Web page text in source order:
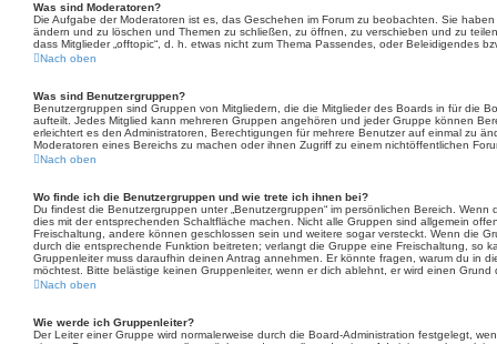
Was sind Moderatoren?
Die Aufgabe der Moderatoren ist es, das Geschehen im Forum zu beobachten. Sie
ändern und zu löschen und Themen zu schließen, zu öffnen, zu verschieben und zu
dass Mitglieder „offtopic“, d. h. etwas nicht zum Thema Passendes, oder Beleidigendes
Nach oben
Was sind Benutzergruppen?
Benutzergruppen sind Gruppen von Mitgliedern, die die Mitglieder des Boards in für die
aufteilt. Jedes Mitglied kann mehreren Gruppen angehören und jeder Gruppe können
erleichtert es den Administratoren, Berechtigungen für mehrere Benutzer auf einmal zu
Moderatoren eines Bereichs zu machen oder ihnen Zugriff zu einem nichtöffentlichen
Nach oben
Wo finde ich die Benutzergruppen und wie trete ich ihnen bei?
Du findest die Benutzergruppen unter „Benutzergruppen“ im persönlichen Bereich.
dies mit der entsprechenden Schaltfläche machen. Nicht alle Gruppen sind allgemein
Freischaltung, andere können geschlossen sein und weitere sogar versteckt. Wenn die
durch die entsprechende Funktion beitreten; verlangt die Gruppe eine Freischaltung, so
Gruppenleiter muss daraufhin deinen Antrag annehmen. Er könnte fragen, warum du in
möchtest. Bitte belästige keinen Gruppenleiter, wenn er dich ablehnt, er wird einen Grund
Nach oben
Wie werde ich Gruppenleiter?
Der Leiter einer Gruppe wird normalerweise durch die Board-Administration festgelegt,